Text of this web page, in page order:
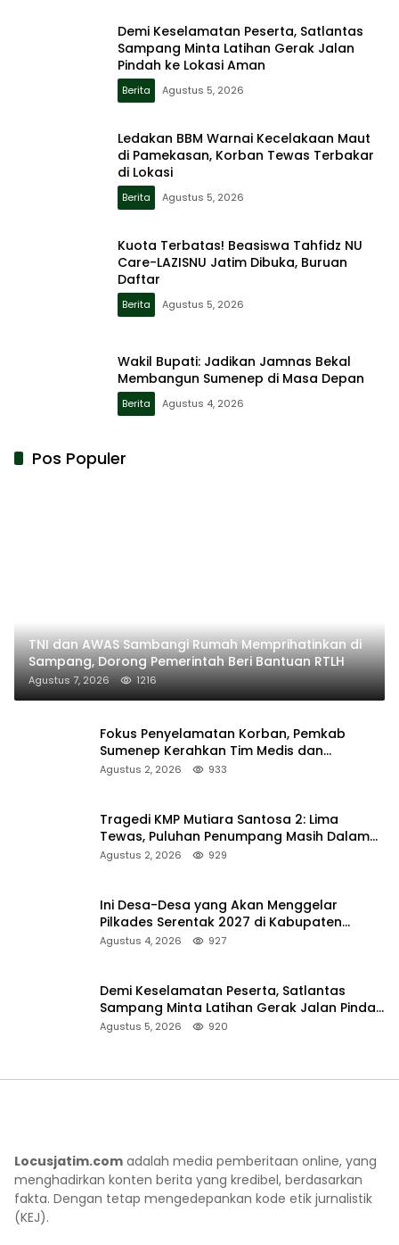
Demi Keselamatan Peserta, Satlantas
Sampang Minta Latihan Gerak Jalan
Pindah ke Lokasi Aman
Berita Agustus 5, 2026
Ledakan BBM Warnai Kecelakaan Maut
di Pamekasan, Korban Tewas Terbakar
di Lokasi
Berita Agustus 5, 2026
Kuota Terbatas! Beasiswa Tahfidz NU
Care-LAZISNU Jatim Dibuka, Buruan
Daftar
Berita Agustus 5, 2026
Wakil Bupati: Jadikan Jamnas Bekal
Membangun Sumenep di Masa Depan
Berita Agustus 4, 2026
Pos Populer
TNI dan AWAS Sambangi Rumah Memprihatinkan di
Sampang, Dorong Pemerintah Beri Bantuan RTLH
Agustus 7, 2026 1216
Fokus Penyelamatan Korban, Pemkab
Sumenep Kerahkan Tim Medis dan
Ambulans ke Pelabuhan Kalianget
Agustus 2, 2026 933
Tragedi KMP Mutiara Santosa 2: Lima
Tewas, Puluhan Penumpang Masih Dalam
Pencarian
Agustus 2, 2026 929
Ini Desa-Desa yang Akan Menggelar
Pilkades Serentak 2027 di Kabupaten
Sumenep
Agustus 4, 2026 927
Demi Keselamatan Peserta, Satlantas
Sampang Minta Latihan Gerak Jalan Pindah
ke Lokasi Aman
Agustus 5, 2026 920
Locusjatim.com adalah media pemberitaan online, yang
menghadirkan konten berita yang kredibel, berdasarkan
fakta. Dengan tetap mengedepankan kode etik jurnalistik
(KEJ).